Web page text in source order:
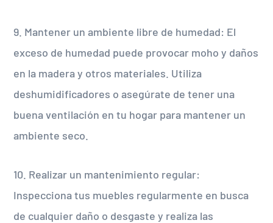
9. Mantener un ambiente libre de humedad: El
exceso de humedad puede provocar moho y daños
en la madera y otros materiales. Utiliza
deshumidificadores o asegúrate de tener una
buena ventilación en tu hogar para mantener un
ambiente seco.
10. Realizar un mantenimiento regular:
Inspecciona tus muebles regularmente en busca
de cualquier daño o desgaste y realiza las